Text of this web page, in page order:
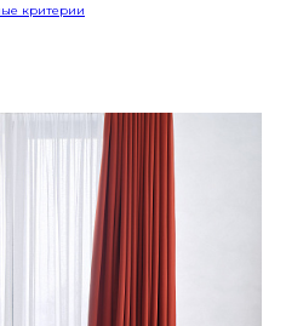
критерии